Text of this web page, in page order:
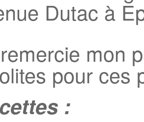
Dutac à
mon
pour ces
: